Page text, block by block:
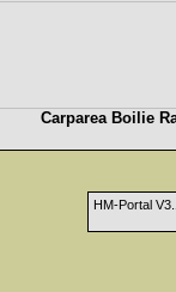
Carparea Boilie
HM-Portal